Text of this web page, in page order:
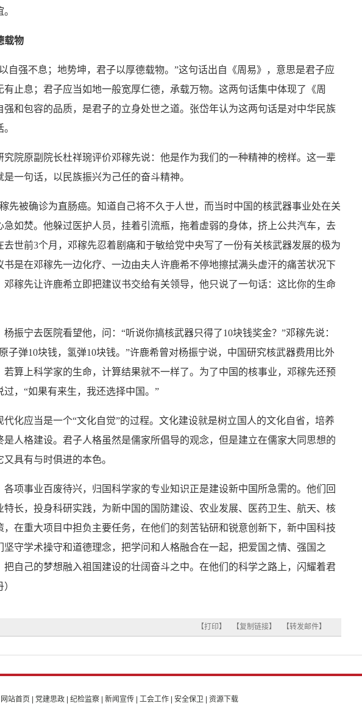
载物
强不息；地势坤，君子以厚德载物。”这句话出自《周易》，意思是君子应
有止息；君子应当如地一般宽厚仁德，承载万物。这两句话集中体现了《周
强和包容的品质，是君子的立身处世之道。张岱年认为这两句话是对中华民族
原副院长杜祥琬评价邓稼先说：他是作为我们的一种精神的榜样。这一辈
一句话，以民族振兴为己任的奋斗精神。
被确诊为直肠癌。知道自己将不久于人世，而当时中国的核武器事业处在关
急如焚。他躲过医护人员，挂着引流瓶，拖着虚弱的身体，挤上公共汽车，去
世前3个月，邓稼先忍着剧痛和于敏给党中央写了一份有关核武器发展的极为
书是在邓稼先一边化疗、一边由夫人许鹿希不停地擦拭满头虚汗的痛苦状况下
邓稼先让许鹿希立即把建议书交给有关领导，他只说了一句话：这比你的生命
宁去医院看望他，问：“听说你搞核武器只得了10块钱奖金？”邓稼先说：
子弹10块钱，氢弹10块钱。”许鹿希曾对杨振宁说，中国研究核武器费用比外
若算上科学家的生命，计算结果就不一样了。为了中国的核事业，邓稼先还预
，“如果有来生，我还选择中国。”
应当是一个“文化自觉”的过程。文化建设就是树立国人的文化自省，培养
是人格建设。君子人格虽然是儒家所倡导的观念，但是建立在儒家大同思想的
具有与时俱进的本色。
事业百废待兴，归国科学家的专业知识正是建设新中国所急需的。他们回
特长，投身科研实践，为新中国的国防建设、农业发展、医药卫生、航天、核
在重大项目中担负主要任务，在他们的刻苦钻研和锐意创新下，新中国科技
守学术操守和道德理念，把学问和人格融合在一起，把爱国之情、强国之
把自己的梦想融入祖国建设的壮阔奋斗之中。在他们的科学之路上，闪耀着君
【打印】 【复制链接】 【转发邮件】
网站首页 党建思政 纪检监察 新闻宣传 工会工作 安全保卫 资源下载